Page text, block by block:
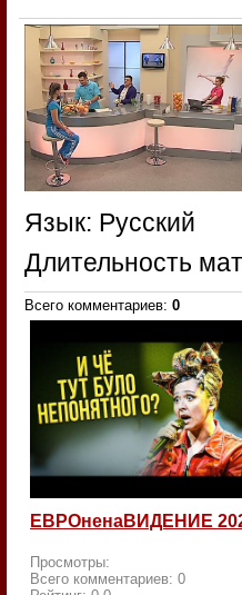
Язык: Русский
Длительность
Всего комментариев: 0
ЕВРОненаВИДЕНИЕ
Просмотры:
Всего комментариев: 0